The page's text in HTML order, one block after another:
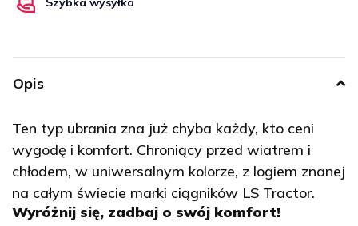
Opis
Ten typ ubrania zna już chyba każdy, kto ceni
wygodę i komfort. Chroniący przed wiatrem i
chłodem, w uniwersalnym kolorze, z logiem znanej
na całym świecie marki ciągników LS Tractor.
Wyróżnij się, zadbaj o swój komfort!